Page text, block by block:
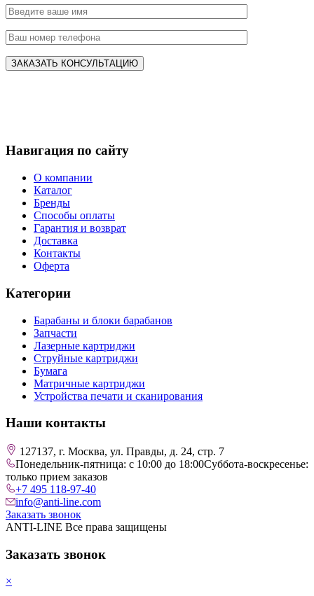
Навигация по сайту
О компании
Каталог
Бренды
Способы оплаты
Гарантия и возврат
Доставка
Контакты
Оферта
Категории
Барабаны и блоки барабанов
Запчасти
Лазерные картриджи
Струйные картриджи
Бумага
Матричные картриджи
Устройства печати и сканирования
Наши контакты
127137, г. Москва, ул. Правды, д. 24, стр. 7
Понедельник-пятница: с 10:00 до 18:00Суббота-воскресенье:
только прием заказов
+7 495 118-97-40
info@anti-line.com
Заказать звонок
ANTI-LINE Все права защищены
Заказать звонок
×